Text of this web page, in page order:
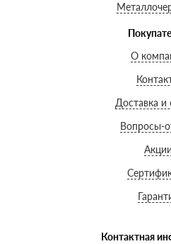
О
Доставка и
Вопросы-
Акции
Контактная